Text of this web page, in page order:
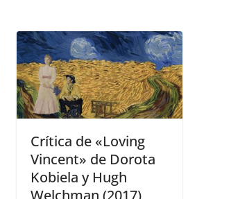
Crítica de «Loving
Vincent» de Dorota
Kobiela y Hugh
Welchman (2017)